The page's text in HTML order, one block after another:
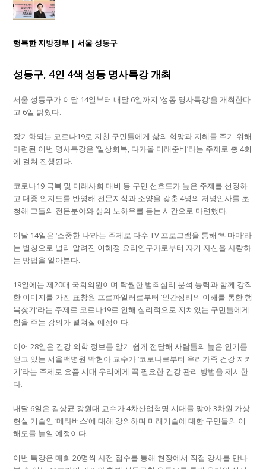
행복한 지방정부 | 서울 성동구
성동구, 4인 4색 성동 명사특강 개최
서울 성동구가 이달 14일부터 내달 6일까지 ‘성동 명사특강’을 개최한다
고 6일 밝혔다.
장기화되는 코로나19로 지친 구민들에게 삶의 희망과 지혜를 주기 위해
마련된 이번 명사특강은 ‘일상회복, 다가올 미래준비’라는 주제로 총 4회
에 걸쳐 진행된다.
코로나19 극복 및 미래사회 대비 등 구민 선호도가 높은 주제를 선정하
고 대중 인지도를 반영해 전문지식과 소양을 갖춘 4명의 저명인사를 초
청해 그들의 전문분야와 삶의 노하우를 듣는 시간으로 마련했다.
이달 14일은 ‘소중한 나’라는 주제로 다수 TV 프로그램을 통해 ‘빅마마’라
는 별칭으로 널리 알려진 이혜정 요리연구가로부터 자기 자신을 사랑하
는 방법을 알아본다.
19일에는 제20대 국회의원이며 탁월한 범죄심리 분석 능력과 함께 강직
한 이미지를 가진 표창원 프로파일러로부터 ‘인간심리의 이해를 통한 행
복찾기’라는 주제로 코로나19로 인해 심리적으로 지쳐있는 구민들에게
힘을 주는 강의가 펼쳐질 예정이다.
이어 28일은 건강 의학 정보를 알기 쉽게 전달해 사람들의 높은 인기를
얻고 있는 서울백병원 박현아 교수가 ‘코로나로부터 우리가족 건강 지키
기’라는 주제로 요즘 시대 우리에게 꼭 필요한 건강 관리 방법을 제시한
다.
내달 6일은 김상균 강원대 교수가 4차산업혁명 시대를 맞아 3차원 가상
현실 기술인 ‘메타버스’에 대해 강의하며 미래기술에 대한 구민들의 이
해도를 높일 예정이다.
이번 특강은 매회 20명씩 사전 접수를 통해 현장에서 직접 강사를 만나